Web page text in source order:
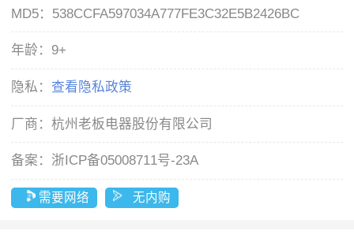
MD5： 538CCFA597034A777FE3C32E5B2426BC
年龄： 9+
隐私： 查看隐私政策
厂商：杭州老板电器股份有限公司
备案： 浙ICP备05008711号-23A
需要网络 无内购